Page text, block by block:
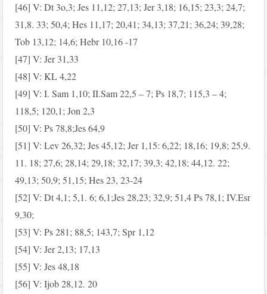
[46] V: Dt 3o,3; Jes 11,12; 27,13; Jer 3,18; 16,15; 23,3; 24,7;
31,8. 33; 50,4; Hes 11,17; 20,41; 34,13; 37,21; 36,24; 39,28;
Tob 13,12; 14,6; Hebr 10,16 -17
[47] V: Jer 31,33
[48] V: KL 4,22
[49] V: I. Sam 1,10; II.Sam 22,5 – 7; Ps 18,7; 115,3 – 4;
118,5; 120,1; Jon 2,3
[50] V: Ps 78,8;Jes 64,9
[51] V: Lev 26,32; Jes 45,12; Jer 1,15: 6,22; 18,16; 19,8; 25,9.
11. 18; 27,6; 28,14; 29,18; 32,17; 39,3; 42,18; 44,12. 22;
49,13; 50,9; 51,15; Hes 23, 23-24
[52] V: Dt 4,1; 5,1. 6; 6,1;Jes 28,23; 32,9; 51,4 Ps 78,1; IV.Esr
9,30;
[53] V: Ps 281; 88,5; 143,7; Spr 1,12
[54] V: Jer 2,13; 17,13
[55] V: Jes 48,18
[56] V: Ijob 28,12. 20